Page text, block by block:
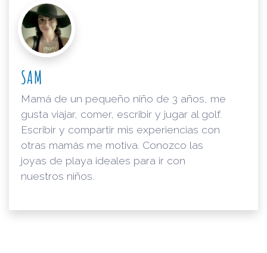
SAM
Mamá de un pequeño niño de 3 años, me
gusta viajar, comer, escribir y jugar al golf.
Escribir y compartir mis experiencias con
otras mamás me motiva. Conozco las
joyas de playa ideales para ir con
nuestros niños.